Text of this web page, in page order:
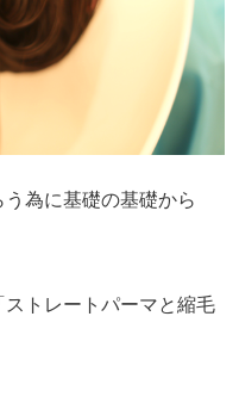
為に基礎の基礎から
トレートパーマと縮毛